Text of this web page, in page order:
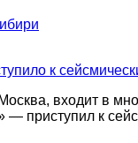
входит в
приступил к